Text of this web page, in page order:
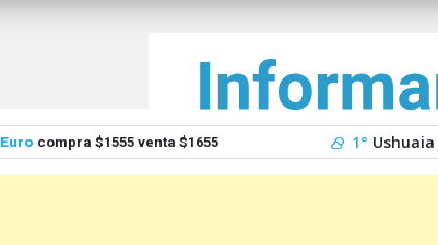
Euro compra $1555 venta $1655 1° Ushuaia